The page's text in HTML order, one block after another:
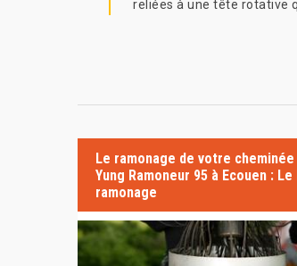
reliées à une tête rotative
Le ramonage de votre
Yung Ramoneur 95 à Ecouen : Le
ramonage